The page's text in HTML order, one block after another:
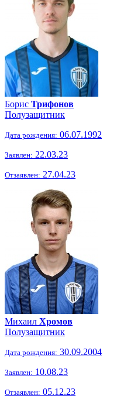
Борис Трифонов
Полузащитник
Дата рождения: 06.07.1992
Заявлен: 22.03.23
Отзаявлен: 27.04.23
Михаил Хромов
Полузащитник
Дата рождения: 30.09.2004
Заявлен: 10.08.23
Отзаявлен: 05.12.23